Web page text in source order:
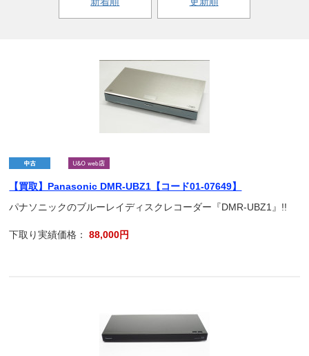
【買取】Panasonic DMR-UBZ1【コード01-07649】
パナソニックのブルーレイディスクレコーダー『DMR-UBZ1』!!
下取り実績価格：88,000円